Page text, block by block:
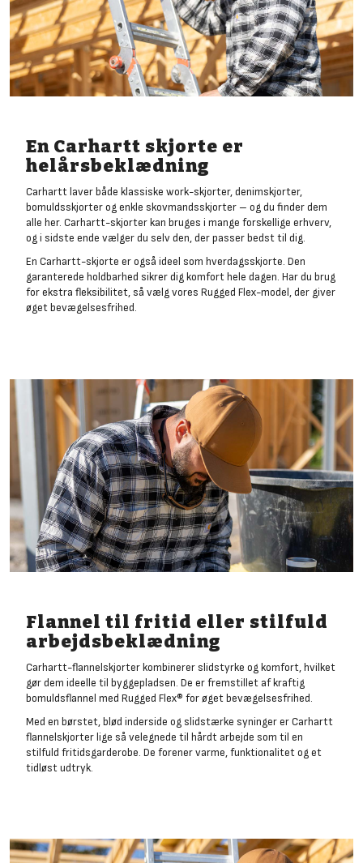
En Carhartt skjorte er
helårsbeklædning
Carhartt laver både klassiske work-skjorter, denimskjorter,
bomuldsskjorter og enkle skovmandsskjorter – og du finder dem
alle her. Carhartt-skjorter kan bruges i mange forskellige erhverv,
og i sidste ende vælger du selv den, der passer bedst til dig.
En Carhartt-skjorte er også ideel som hverdagsskjorte. Den
garanterede holdbarhed sikrer dig komfort hele dagen. Har du brug
for ekstra fleksibilitet, så vælg vores Rugged Flex-model, der giver
øget bevægelsesfrihed.
Flannel til fritid eller stilfuld
arbejdsbeklædning
Carhartt-flannelskjorter kombinerer slidstyrke og komfort, hvilket
gør dem ideelle til byggepladsen. De er fremstillet af kraftig
bomuldsflannel med Rugged Flex® for øget bevægelsesfrihed.
Med en børstet, blød inderside og slidstærke syninger er Carhartt
flannelskjorter lige så velegnede til hårdt arbejde som til en
stilfuld fritidsgarderobe. De forener varme, funktionalitet og et
tidløst udtryk.